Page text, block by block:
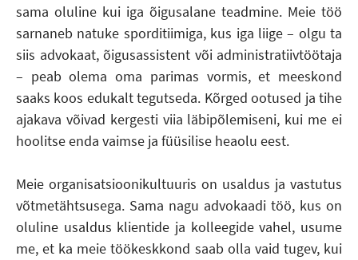
sama oluline kui iga õigusalane teadmine. Meie töö
sarnaneb natuke sporditiimiga, kus iga liige – olgu ta
siis advokaat, õigusassistent või administratiivtöötaja
– peab olema oma parimas vormis, et meeskond
saaks koos edukalt tegutseda. Kõrged ootused ja tihe
ajakava võivad kergesti viia läbipõlemiseni, kui me ei
hoolitse enda vaimse ja füüsilise heaolu eest.
Meie organisatsioonikultuuris on usaldus ja vastutus
võtmetähtsusega. Sama nagu advokaadi töö, kus on
oluline usaldus klientide ja kolleegide vahel, usume
me, et ka meie töökeskkond saab olla vaid tugev, kui